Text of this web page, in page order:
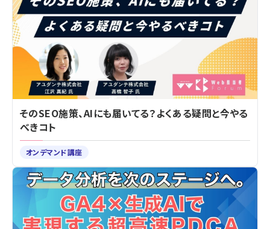
そのSEO施策、AIにも届いてる？よくある疑問と今やる
べきコト
オンデマンド講座